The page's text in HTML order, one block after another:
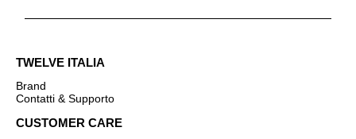
TWELVE ITALIA
Brand
Contatti & Supporto
CUSTOMER CARE